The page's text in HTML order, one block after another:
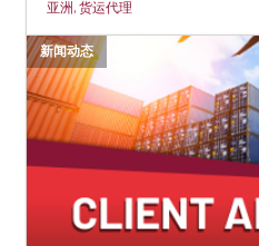
亚洲, 货运代理
新闻动态